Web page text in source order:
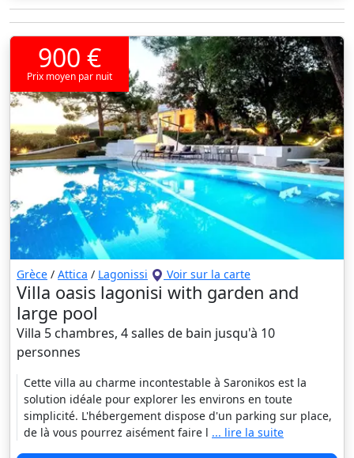
900 €
Prix moyen par nuit
Grèce / Attica / Lagonissi Voir sur la carte
Villa oasis lagonisi with garden and
large pool
Villa 5 chambres, 4 salles de bain jusqu'à 10
personnes
Cette villa au charme incontestable à Saronikos est la
solution idéale pour explorer les environs en toute
simplicité. L'hébergement dispose d'un parking sur place,
de là vous pourrez aisément faire l ... lire la suite